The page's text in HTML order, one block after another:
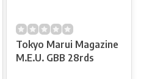
Tokyo Marui Magazine
M.E.U. GBB 28rds